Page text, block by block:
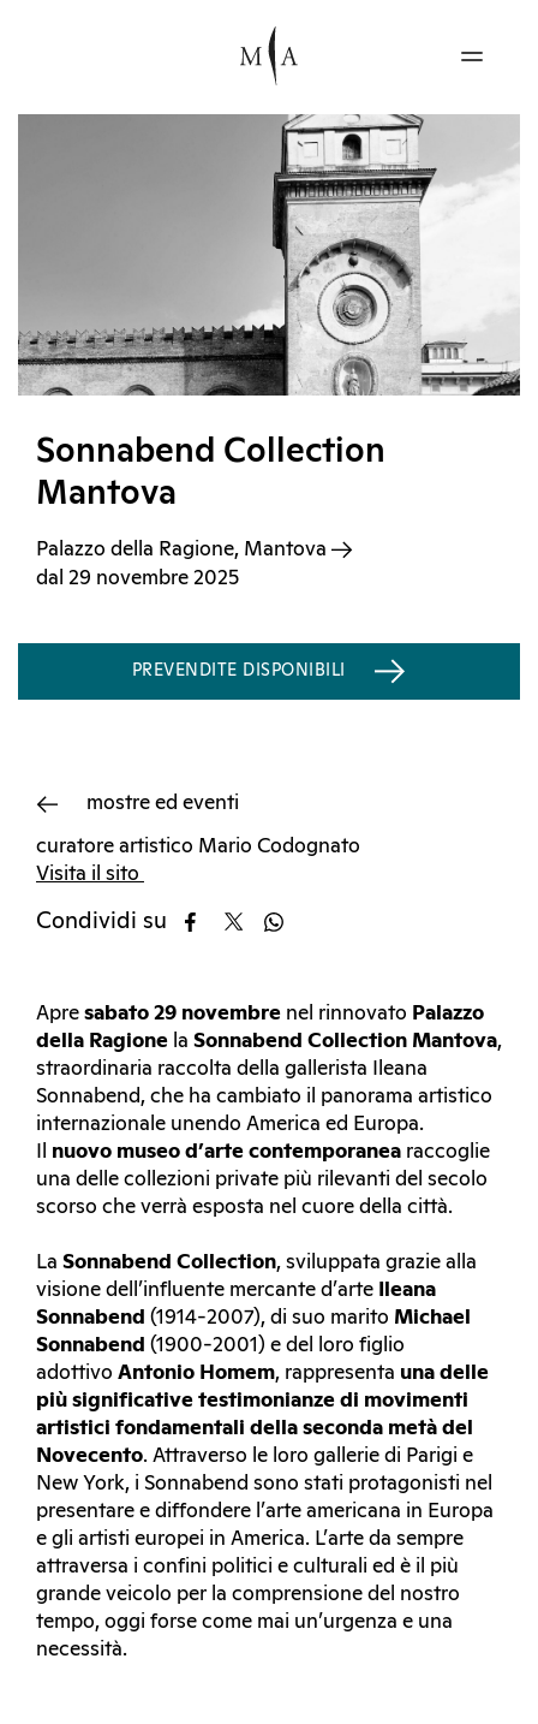
Sonnabend Collection
Mantova
Palazzo della Ragione, Mantova
dal 29 novembre 2025
PREVENDITE DISPONIBILI
mostre ed eventi
curatore artistico Mario Codognato
Visita il sito
Condividi su
Apre sabato 29 novembre nel rinnovato Palazzo
della Ragione la Sonnabend Collection Mantova,
straordinaria raccolta della gallerista Ileana
Sonnabend, che ha cambiato il panorama artistico
internazionale unendo America ed Europa.
nuovo museo d’arte contemporanea raccoglie
una delle collezioni private più rilevanti del secolo
scorso che verrà esposta nel cuore della città.
La Sonnabend Collection, sviluppata grazie alla
visione dell’influente mercante d’arte
Ileana
Sonnabend (1914-2007), di suo marito Michael
Sonnabend (1900-2001) e del loro figlio
adottivo Antonio Homem, rappresenta una delle
più significative testimonianze di movimenti
artistici fondamentali della seconda metà del
Novecento. Attraverso le loro gallerie di Parigi e
New York, i Sonnabend sono stati protagonisti nel
presentare e diffondere l’arte americana in Europa
e gli artisti europei in America. L’arte da sempre
attraversa i confini politici e culturali ed è il più
grande veicolo per la comprensione del nostro
tempo, oggi forse come mai un’urgenza e una
necessità.